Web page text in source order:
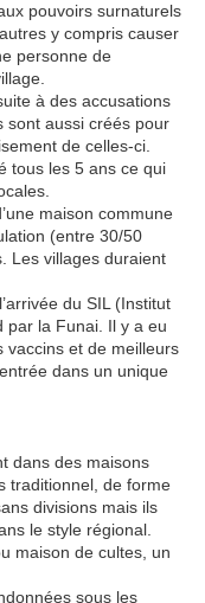
pouvoirs surnaturels
y compris causer
personne de
à des accusations
sont aussi créés pour
de celles-ci.
tous les 5 ans ce qui
maison commune
(entre 30/50
Les villages duraient
du SIL (Institut
par la Funai. Il y a eu
vaccins et de meilleurs
dans un unique
dans des maisons
traditionnel, de forme
divisions mais ils
le style régional.
maison de cultes, un
sous les